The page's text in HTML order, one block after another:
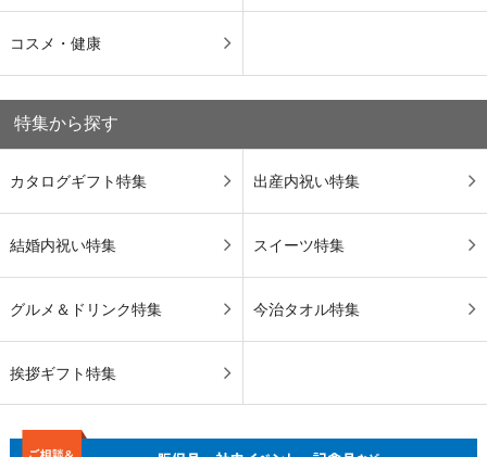
コスメ・健康
特集から探す
カタログギフト特集 出産内祝い特集
結婚内祝い特集 スイーツ特集
グルメ＆ドリンク特集 今治タオル特集
挨拶ギフト特集